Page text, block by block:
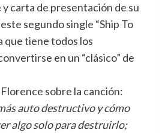
carta de presentación de su
segundo single “Ship To
que tiene todos los
en un “clásico” de
sobre la canción:
auto destructivo y cómo
algo solo para destruirlo;